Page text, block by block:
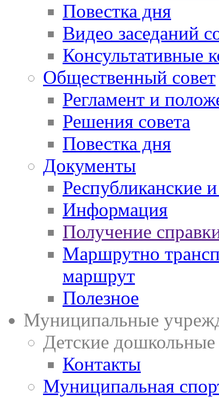
Повестка дня
Видео заседаний
Консультативные
Общественный совет
Регламент и
Решения совета
Повестка дня
Документы
Республиканские
Информация
Получение
Маршрутно
маршрут
Полезное
Муниципальные
Детские
Контакты
Муниципальная